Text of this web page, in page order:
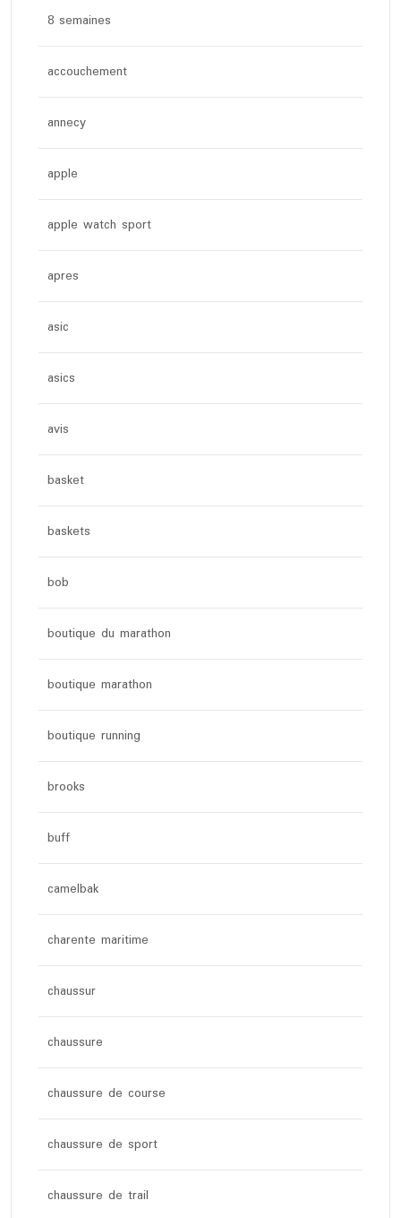
8 semaines
accouchement
annecy
apple
apple watch sport
apres
asic
asics
avis
basket
baskets
bob
boutique du marathon
boutique marathon
boutique running
brooks
buff
camelbak
charente maritime
chaussur
chaussure
chaussure de course
chaussure de sport
chaussure de trail